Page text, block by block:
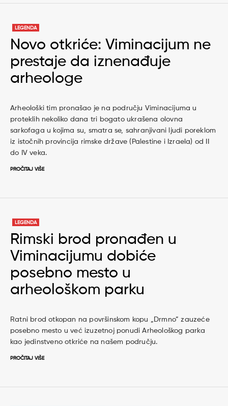
LEGENDA
Novo otkriće: Viminacijum ne
prestaje da iznenađuje
arheologe
Arheološki tim pronašao je na području Viminacijuma u
proteklih nekoliko dana tri bogato ukrašena olovna
sarkofaga u kojima su, smatra se, sahranjivani ljudi poreklom
iz istočnih provincija rimske države (Palestine i Izraela) od II
do IV veka.
PROČITAJ VIŠE
LEGENDA
Rimski brod pronađen u
Viminacijumu dobiće
posebno mesto u
arheološkom parku
Ratni brod otkopan na površinskom kopu „Drmno” zauzeće
posebno mesto u već izuzetnoj ponudi Arheološkog parka
kao jedinstveno otkriće na našem području.
PROČITAJ VIŠE